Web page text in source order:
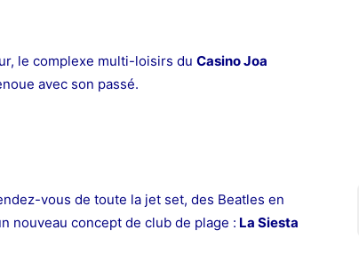
le complexe multi-loisirs du Casino Joa
avec son passé.
vous de toute la jet set, des Beatles en
nouveau concept de club de plage : La Siesta